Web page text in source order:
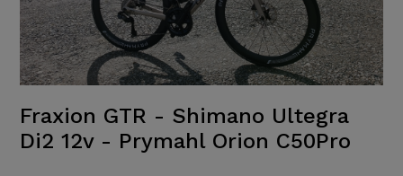
Fraxion GTR - Shimano Ultegra
Di2 12v - Prymahl Orion C50Pro